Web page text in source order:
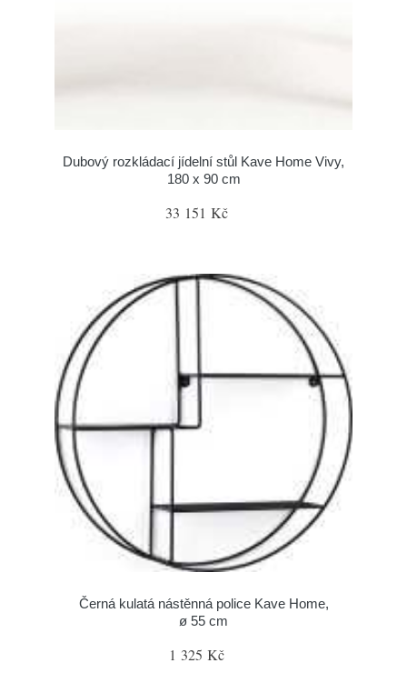
Dubový rozkládací jídelní stůl Kave Home Vivy,
180 x 90 cm
33 151 Kč
Černá kulatá nástěnná police Kave Home,
ø 55 cm
1 325 Kč